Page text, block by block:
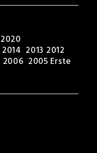
2020
2014 2013 2012
2006 2005 Erste